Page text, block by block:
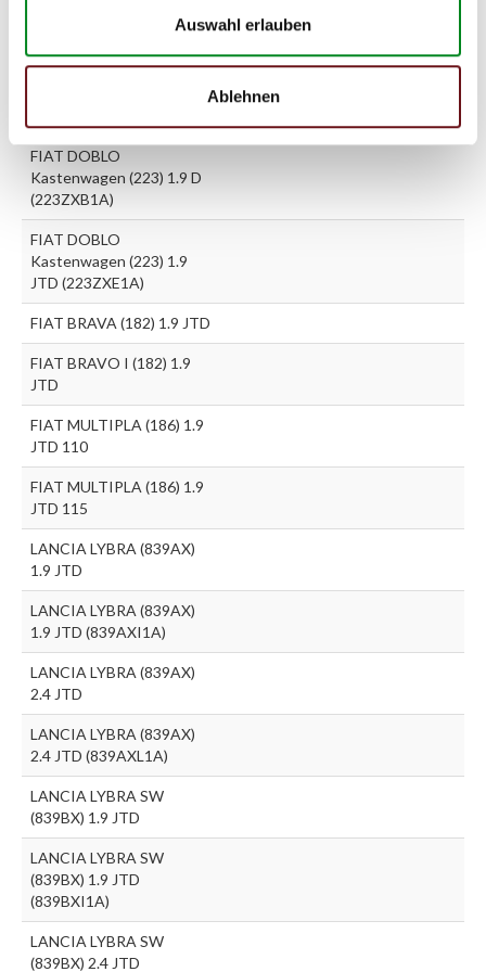
Auswahl erlauben
Ablehnen
FIAT DOBLO (119) 1.9 D
(223AXB1A)
FIAT DOBLO (119) 1.9 JTD
FIAT DOBLO
Kastenwagen (223) 1.9 D
(223ZXB1A)
FIAT DOBLO
Kastenwagen (223) 1.9
JTD (223ZXE1A)
FIAT BRAVA (182) 1.9 JTD
FIAT BRAVO I (182) 1.9
JTD
FIAT MULTIPLA (186) 1.9
JTD 110
FIAT MULTIPLA (186) 1.9
JTD 115
LANCIA LYBRA (839AX)
1.9 JTD
LANCIA LYBRA (839AX)
1.9 JTD (839AXI1A)
LANCIA LYBRA (839AX)
2.4 JTD
LANCIA LYBRA (839AX)
2.4 JTD (839AXL1A)
LANCIA LYBRA SW
(839BX) 1.9 JTD
LANCIA LYBRA SW
(839BX) 1.9 JTD
(839BXI1A)
LANCIA LYBRA SW
(839BX) 2.4 JTD